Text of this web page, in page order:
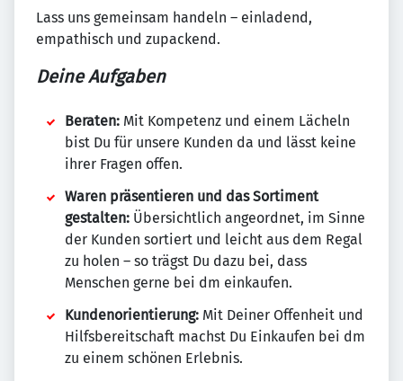
Lass uns gemeinsam handeln – einladend,
empathisch und zupackend.
Deine Aufgaben
Beraten: Mit Kompetenz und einem Lächeln
bist Du für unsere Kunden da und lässt keine
ihrer Fragen offen.
Waren präsentieren und das Sortiment
gestalten: Übersichtlich angeordnet, im Sinne
der Kunden sortiert und leicht aus dem Regal
zu holen – so trägst Du dazu bei, dass
Menschen gerne bei dm einkaufen.
Kundenorientierung: Mit Deiner Offenheit und
Hilfsbereitschaft machst Du Einkaufen bei dm
zu einem schönen Erlebnis.